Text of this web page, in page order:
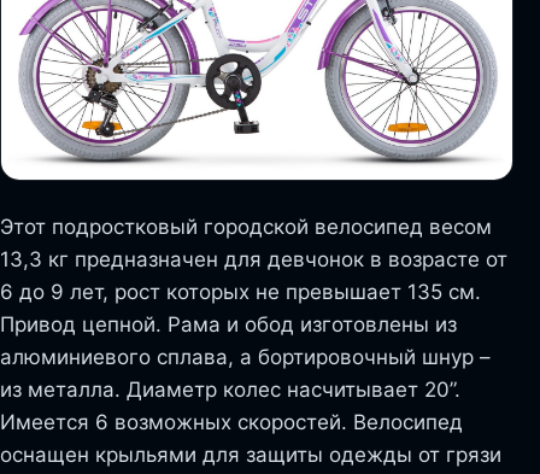
Этот подростковый городской велосипед весом
13,3 кг предназначен для девчонок в возрасте от
6 до 9 лет, рост которых не превышает 135 см.
Привод цепной. Рама и обод изготовлены из
алюминиевого сплава, а бортировочный шнур –
из металла. Диаметр колес насчитывает 20”.
Имеется 6 возможных скоростей. Велосипед
оснащен крыльями для защиты одежды от грязи